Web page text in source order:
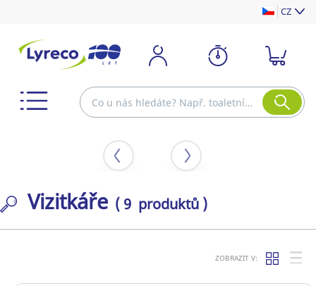
CZ
Vizitkáře ( 9 produktů )
ZOBRAZIT V: